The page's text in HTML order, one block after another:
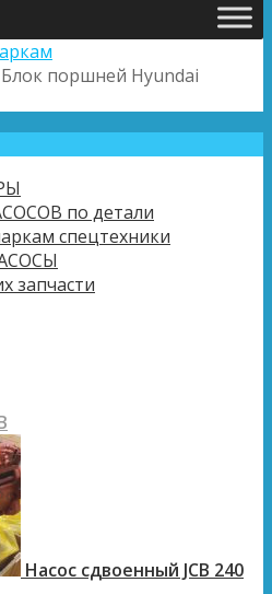
поршней Hyundai
по детали
спецтехники
запчасти
Насос сдвоенный JCB 240